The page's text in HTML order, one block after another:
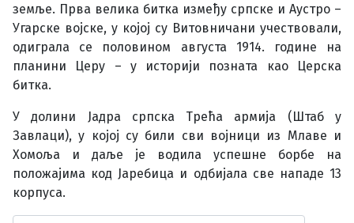
земље. Прва велика битка између српске и Аустро –
Угарске војске, у којој су Витовничани учествовали,
одиграла се половином августа 1914. године на
планини Церу – у историји позната као Церска
битка.
У долини Јадра српска Трећа армија (Штаб у
Завлаци), у којој су били сви војници из Млаве и
Хомоља и даље је водила успешне борбе на
положајима код Јаребица и одбијала све нападе 13
корпуса.